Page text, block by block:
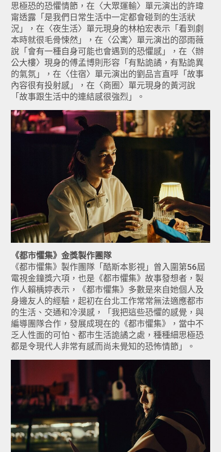
思極恐的恐懼情節，在〈大眾運輸〉單元演出的許瑋
甯透露「是我們日常生活中一定都會碰到的生活狀
況」，在〈夜生活〉單元現身的林柏宏表示「看到劇
本時就很毛骨悚然」，在〈公寓〉單元演出的邵雨薇
說「會有一種自身可能也會遇到的恐懼感」，在〈辦
公大樓〉現身的傅孟博則形容「有點詭譎，有點詭異
的氣氛」，在〈住宿〉單元演出的劉品言直呼「故事
內容很有投射感」，在〈商圈〉單元現身的黃河說
「故事跟生活中的連結感很強烈」。
《都市懼集》金獎製作團隊
《都市懼集》製作團隊「酷斯本影視」曾入圍第56屆
電視金鐘獎六項，也是《都市懼集》故事發想者，製
作人賴楀婷表示，《都市懼集》多數是來自她個人及
身邊友人的經驗，起初在台北工作常常無法適應都市
的生活、交通和冷漠感，「我把這些恐懼的感覺，與
編導團隊合作，發展成現在的《都市懼集》，當中不
乏人性面的可怕、都市生活詭譎之處，種種細思極恐
都是令現代人非常有感而尚未覺知的恐怖情節」。